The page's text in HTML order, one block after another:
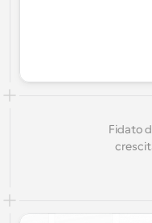
Fidato